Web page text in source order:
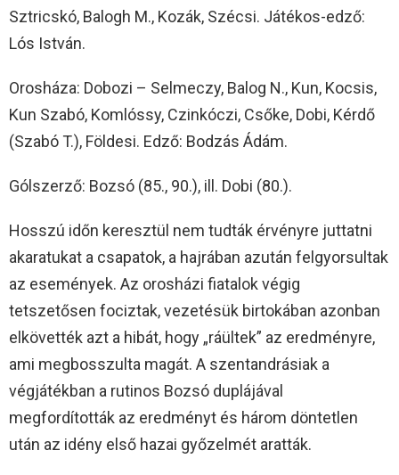
Sztricskó, Balogh M., Kozák, Szécsi. Játékos-edző:
Lós István.
Orosháza: Dobozi – Selmeczy, Balog N., Kun, Kocsis,
Kun Szabó, Komlóssy, Czinkóczi, Csőke, Dobi, Kérdő
(Szabó T.), Földesi. Edző: Bodzás Ádám.
Gólszerző: Bozsó (85., 90.), ill. Dobi (80.).
Hosszú időn keresztül nem tudták érvényre juttatni
akaratukat a csapatok, a hajrában azután felgyorsultak
az események. Az orosházi fiatalok végig
tetszetősen fociztak, vezetésük birtokában azonban
elkövették azt a hibát, hogy „ráültek” az eredményre,
ami megbosszulta magát. A szentandrásiak a
végjátékban a rutinos Bozsó duplájával
megfordították az eredményt és három döntetlen
után az idény első hazai győzelmét aratták.